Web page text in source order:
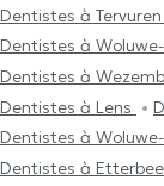
Dentistes à Tervuren
Dentistes à
Dentistes à
Dentistes à Lens
Dentistes à
Dentistes à